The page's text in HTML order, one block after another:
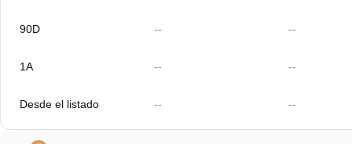
90D -- --
1A -- --
Desde el listado -- --